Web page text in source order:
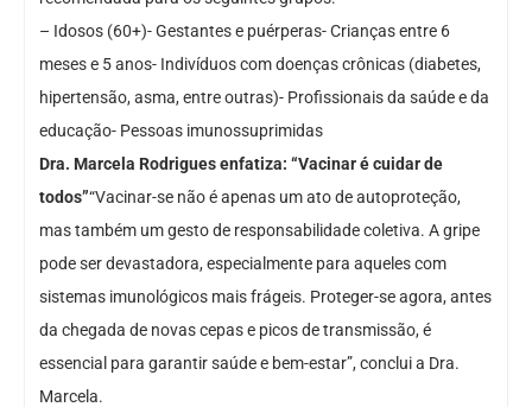
– Idosos (60+)- Gestantes e puérperas- Crianças entre 6
meses e 5 anos- Indivíduos com doenças crônicas (diabetes,
hipertensão, asma, entre outras)- Profissionais da saúde e da
educação- Pessoas imunossuprimidas
Dra. Marcela Rodrigues enfatiza: “Vacinar é cuidar de
todos”“Vacinar-se não é apenas um ato de autoproteção,
mas também um gesto de responsabilidade coletiva. A gripe
pode ser devastadora, especialmente para aqueles com
sistemas imunológicos mais frágeis. Proteger-se agora, antes
da chegada de novas cepas e picos de transmissão, é
essencial para garantir saúde e bem-estar”, conclui a Dra.
Marcela.